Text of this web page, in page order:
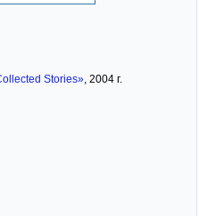
Stories», 2004 г.